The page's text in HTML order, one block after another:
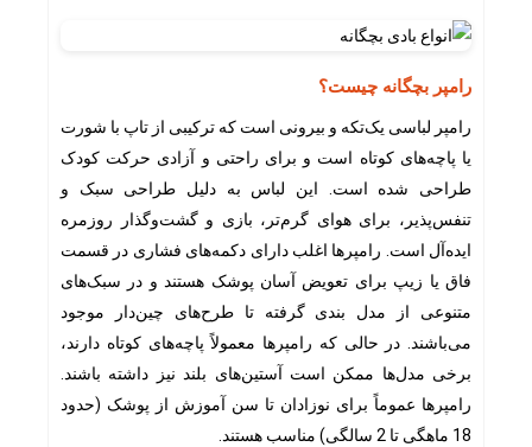
رامپر بچگانه چیست؟
رامپر لباسی یک‌تکه و بیرونی است که ترکیبی از تاپ با شورت
یا پاچه‌های کوتاه است و برای راحتی و آزادی حرکت کودک
طراحی شده است. این لباس به دلیل طراحی سبک و
تنفس‌پذیر، برای هوای گرم‌تر، بازی و گشت‌وگذار روزمره
ایده‌آل است. رامپرها اغلب دارای دکمه‌های فشاری در قسمت
فاق یا زیپ برای تعویض آسان پوشک هستند و در سبک‌های
متنوعی از مدل بندی گرفته تا طرح‌های چین‌دار موجود
می‌باشند. در حالی که رامپرها معمولاً پاچه‌های کوتاه دارند،
برخی مدل‌ها ممکن است آستین‌های بلند نیز داشته باشند.
رامپرها عموماً برای نوزادان تا سن آموزش از پوشک (حدود
18 ماهگی تا 2 سالگی) مناسب هستند.